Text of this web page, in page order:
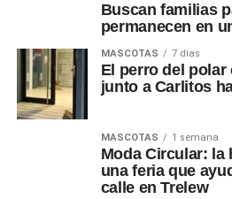
Buscan familias
permanecen en
MASCOTAS 7 días
El perro del
junto a Carlitos
MASCOTAS 1 semana
Moda Circular: la
una feria que
calle en Trelew